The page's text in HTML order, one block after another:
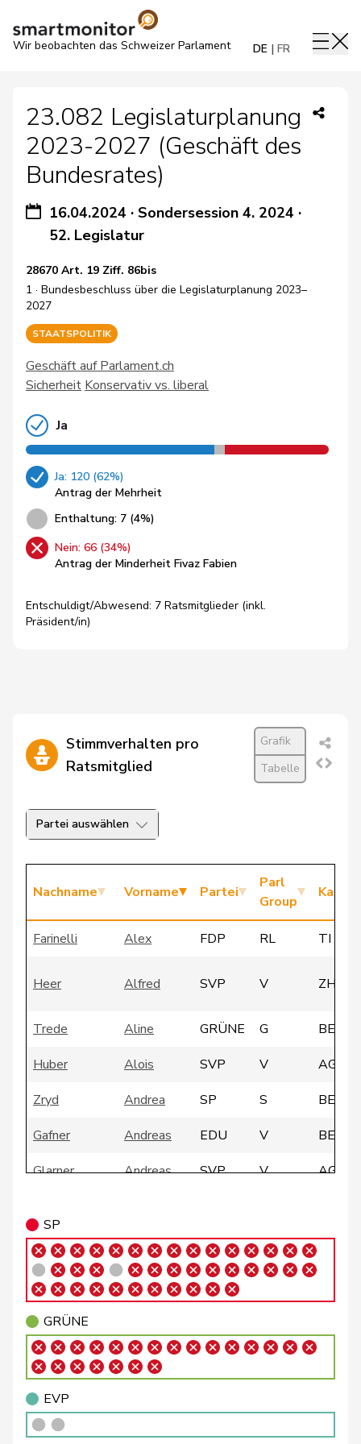
Wir beobachten das Schweizer Parlament DE FR
23.082 Legislaturplanung
2023-2027 (Geschäft des
Bundesrates)
16.04.2024 ·Sondersession 4. 2024 ·
52. Legislatur
28670 Art. 19 Ziff. 86bis
1 · Bundesbeschluss über die Legislaturplanung 2023–
2027
STAATSPOLITIK
Geschäft auf Parlament.ch
Sicherheit Konservativ vs. liberal
Ja
Ja: 120 (62%)
Antrag der Mehrheit
Enthaltung: 7 (4%)
Nein: 66 (34%)
Antrag der Minderheit Fivaz Fabien
Entschuldigt/Abwesend: 7 Ratsmitglieder (inkl.
Präsident/in)
Stimmverhalten pro
Ratsmitglied
Grafik
Tabelle
Partei auswählen
Nachname Vorname Partei
Parl
Group
Farinelli Alex FDP RL TI
Heer Alfred SVP V ZH
Trede Aline GRÜNE G
BE
Huber
Alois SVP V
AG
Zryd
Andrea SP S
BE
Gafner
Andreas EDU V
BE
Glarner
Andreas SVP V
AG
Silberschmidt
Andri FDP RL
ZH
Giacometti
Anna FDP RL
Rosenwasser
Glättli
Balthasar GRÜNE G
Gysi
Barbara SP S
SG
Schaffner
Barbara glp GL
ZH
SP
GRÜNE
EVP